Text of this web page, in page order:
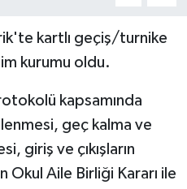
kartlı geçiş/turnike
kurumu oldu.
kapsamında
geç kalma ve
giriş ve çıkışların
Okul Aile Birliği Kararı ile